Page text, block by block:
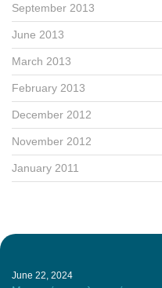
September 2013
June 2013
March 2013
February 2013
December 2012
November 2012
January 2011
June 22, 2024